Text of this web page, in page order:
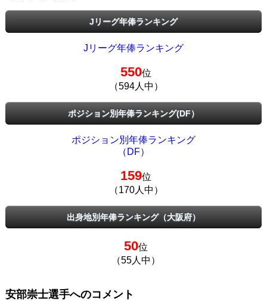
Jリーグ年俸ランキング
Jリーグ年俸ランキング
550位
（594人中）
ポジション別年俸ランキング(DF）
ポジション別年俸ランキング
（DF）
159位
（170人中）
出身地別年俸ランキング（大阪府）
50位
（55人中）
安部崇士選手へのコメント